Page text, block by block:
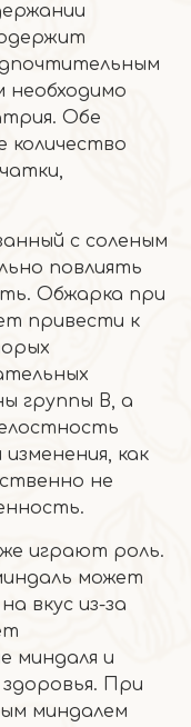
необходимо
Обе
количество
с соленым
повлиять
Обжарка при
привести к
группы B, а
как
не
играют роль.
может
вкус из-за
миндаля и
При
миндалем